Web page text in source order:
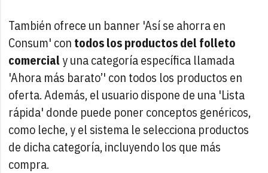
También ofrece un banner 'Así se ahorra en
Consum' con todos los productos del folleto
comercialy una categoría específica llamada
'Ahora más barato’' con todos los productos en
oferta. Además, el usuario dispone de una 'Lista
rápida' donde puede poner conceptos genéricos,
como leche, y el sistema le selecciona productos
de dicha categoría, incluyendo los que más
compra.